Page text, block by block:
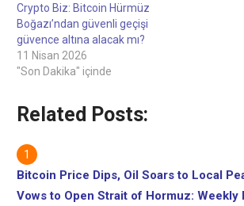
geçiş ücreti ödemesini
talep edebilir; bu, jeopolitik
gerilimler küresel ticaret…
Crypto Biz: Bitcoin Hürmüz
Boğazı’ndan güvenli geçişi
güvence altına alacak mı?
11 Nisan 2026
"Son Dakika" içinde
Related Posts:
Bitcoin Price Dips, Oil Soars to Local
Vows to Open Strait of Hormuz: Weekly